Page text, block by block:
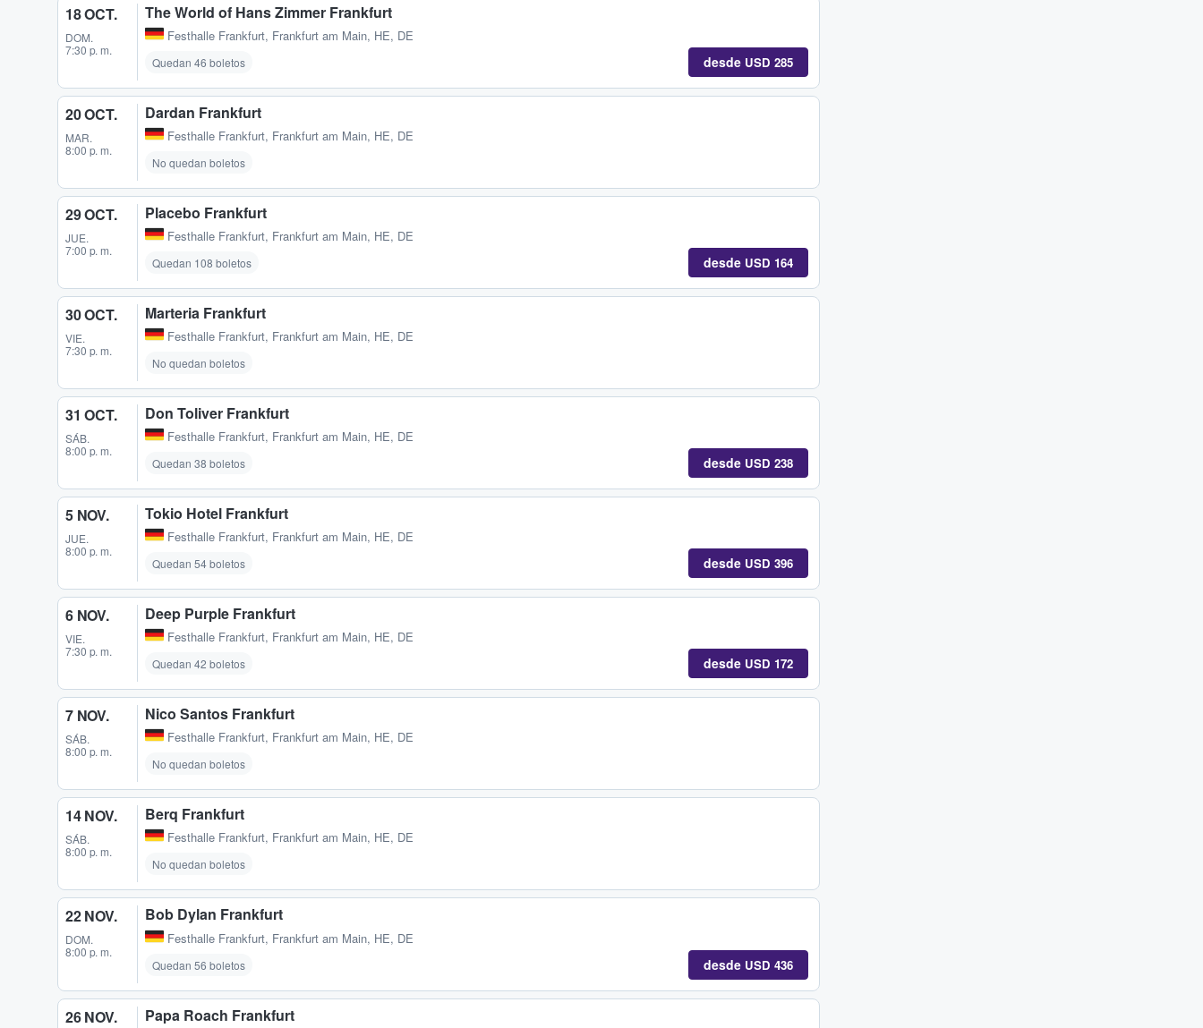
18 OCT.
DOM.
7:30 p. m.
The World of Hans Zimmer Frankfurt
Festhalle Frankfurt, Frankfurt am Main, HE, DE
Quedan 46 boletos desde USD 285
20 OCT.
MAR.
8:00 p. m.
Dardan Frankfurt
Festhalle Frankfurt, Frankfurt am Main, HE, DE
No quedan boletos
29 OCT.
JUE.
7:00 p. m.
Placebo Frankfurt
Festhalle Frankfurt, Frankfurt am Main, HE, DE
Quedan 108 boletos desde USD 164
30 OCT.
VIE.
7:30 p. m.
Marteria Frankfurt
Festhalle Frankfurt, Frankfurt am Main, HE, DE
No quedan boletos
31 OCT.
SÁB.
8:00 p. m.
Don Toliver Frankfurt
Festhalle Frankfurt, Frankfurt am Main, HE, DE
Quedan 38 boletos desde USD 238
5 NOV.
JUE.
8:00 p. m.
Tokio Hotel Frankfurt
Festhalle Frankfurt, Frankfurt am Main, HE, DE
Quedan 54 boletos desde USD 396
6 NOV.
VIE.
7:30 p. m.
Deep Purple Frankfurt
Festhalle Frankfurt, Frankfurt am Main, HE, DE
Quedan 42 boletos desde USD 172
7 NOV.
SÁB.
8:00 p. m.
Nico Santos Frankfurt
Festhalle Frankfurt, Frankfurt am Main, HE, DE
No quedan boletos
14 NOV.
SÁB.
8:00 p. m.
Berq Frankfurt
Festhalle Frankfurt, Frankfurt am Main, HE, DE
No quedan boletos
22 NOV.
DOM.
8:00 p. m.
Bob Dylan Frankfurt
Festhalle Frankfurt, Frankfurt am Main, HE, DE
Quedan 56 boletos desde USD 436
26 NOV. Papa Roach Frankfurt